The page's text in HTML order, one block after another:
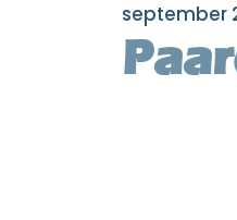
september